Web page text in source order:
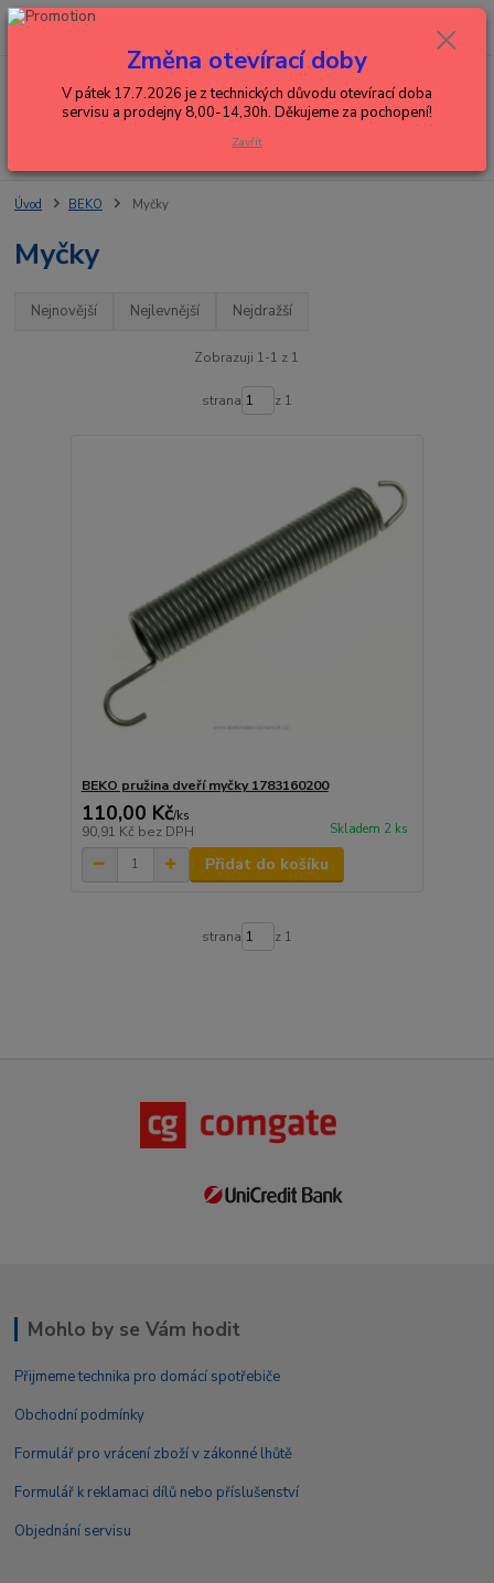
Menu
+420 602 288 130
0,00 Kč
Úvod BEKO Myčky
Myčky
Nejnovější Nejlevnější Nejdražší
Zobrazuji 1-1 z 1
strana z 1
BEKO pružina dveří myčky 1783160200
110,00 Kč/ks
90,91 Kč bez DPH Skladem 2 ks
Přidat do košíku
strana z 1
Mohlo by se Vám hodit
Přijmeme technika pro domácí spotřebiče
Obchodní podmínky
Formulář pro vrácení zboží v zákonné lhůtě
Formulář k reklamaci dílů nebo příslušenství
Objednání servisu
Změna otevírací doby
V pátek 17.7.2026 je z technických důvodu otevírací doba
servisu a prodejny 8,00-14,30h. Děkujeme za pochopení!
Zavřít